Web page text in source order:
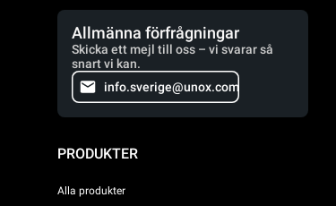
Allmänna förfrågningar
Skicka ett mejl till oss – vi svarar så
snart vi kan.
info.sverige@unox.com
PRODUKTER
Alla produkter